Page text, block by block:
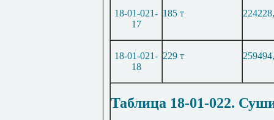
18-01-021-
17
185 т
18-01-021-
18
229 т
Таблица 18-01-022.